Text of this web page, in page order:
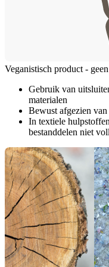
Veganistisch product -
Gebruik van
materialen
Bewust afgezien
In textiele
bestanddelen niet